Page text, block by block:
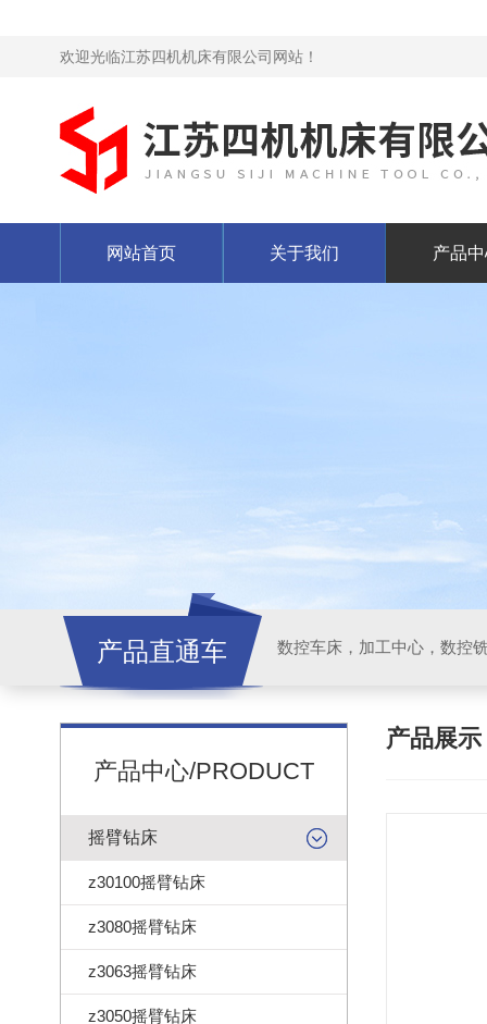
欢迎光临江苏四机机床有限公司网站！
网站首页 关于我们 产品
产品直通车
产品中心/PRODUCT
摇臂钻床
z30100摇臂钻床
z3080摇臂钻床
z3063摇臂钻床
z3050摇臂钻床
产品展示